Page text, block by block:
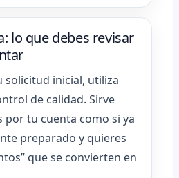
lo que debes revisar
solicitud inicial, utiliza
de calidad. Sirve
por tu cuenta como si ya
preparado y quieres
que se convierten en